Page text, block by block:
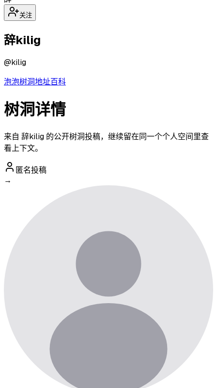
关注
辞kilig
@kilig
泡泡树洞地址百科
树洞详情
来自 辞kilig 的公开树洞投稿，继续留在同一个个人空间里查
看上下文。
匿名投稿
→